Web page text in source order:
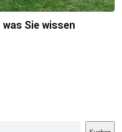
Sie wissen